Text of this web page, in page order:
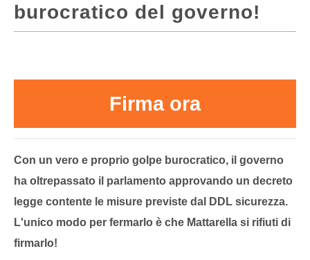
burocratico del governo!
Firma ora
Con un vero e proprio golpe burocratico, il governo
ha oltrepassato il parlamento approvando un decreto
legge contente le misure previste dal DDL sicurezza.
L'unico modo per fermarlo è che Mattarella si rifiuti di
firmarlo!